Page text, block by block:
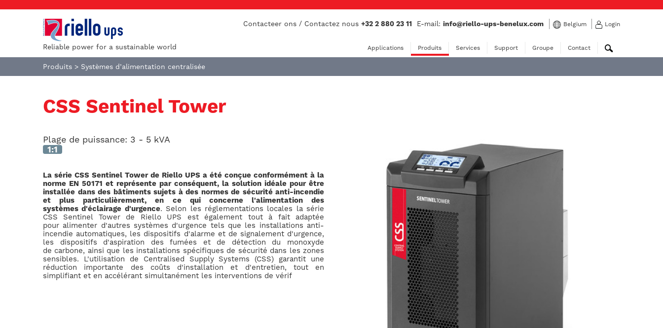
Reliable power for a sustainable world
Contacteer ons / Contactez nous+32 2 880 23 11 E-mail:info@riello-ups-benelux.com Belgium Login
Applications Produits Services Support Groupe Contact
Produits > Systèmes d’alimentation centralisée
CSS Sentinel Tower
Plage de puissance: 3 - 5 kVA
1:1
La série CSS Sentinel Tower de Riello UPS a été conçue conformément à la
norme EN 50171 et représente par conséquent, la solution idéale pour être
installée dans des bâtiments sujets à des normes de sécurité anti-incendie
et plus particulièrement, en ce qui concerne l'alimentation des
systèmes d'éclairage d'urgence. Selon les réglementations locales la série
CSS Sentinel Tower de Riello UPS est également tout à fait adaptée
pour alimenter d'autres systèmes d'urgence tels que les installations anti-
incendie automatiques, les dispositifs d'alarme et de signalement d'urgence,
les dispositifs d'aspiration des fumées et de détection du monoxyde
de carbone, ainsi que les installations spécifiques de sécurité dans les zones
sensibles. L'utilisation de Centralised Supply Systems (CSS) garantit une
réduction importante des coûts d'installation et d'entretien, tout en
simplifiant et en accélérant simultanément les interventions de vérif